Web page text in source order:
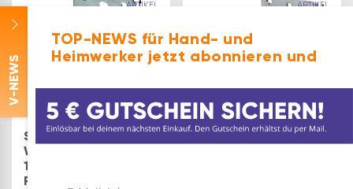
ARTIKEL
SIMPSON
Winkelverbinder ABR
105x105x90mm mit
Rippe feuerverzinkt
ARTIKEL
Simpson AC
V
-NEWS
TOP-NEWS für Hand- und
Heimwerker jetzt abonnieren und